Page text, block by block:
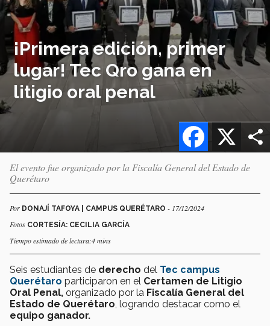
¡Primera edición, primer
lugar! Tec Qro gana en
litigio oral penal
X
Facebook
El evento fue organizado por la Fiscalía General del Estado de
Querétaro
Por DONAJÍ TAFOYA | CAMPUS QUERÉTARO - 17/12/2024
Fotos CORTESÍA: CECILIA GARCÍA
Tiempo estimado de lectura:4 mins
Seis estudiantes de derecho del Tec campus
Querétaro participaron en el Certamen de Litigio
Oral Penal, organizado por la Fiscalía General del
Estado de Querétaro , logrando destacar como el
equipo ganador.